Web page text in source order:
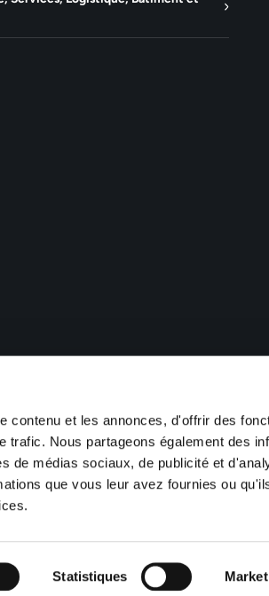
contenu et les annonces, d'offrir des
Nous partageons également des
de médias sociaux, de publicité et
que vous leur avez fournies ou
Statistiques
des ressources humaines. Nous proposons
Guebwiller, Saint Louis, Cernay), en
présent en Allemagne (Kehl, Saarbrücken),